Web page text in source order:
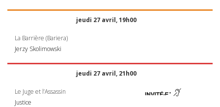
jeudi 27 avril, 19h00
La Barrière (Bariera)
Jerzy Skolimowski
jeudi 27 avril, 21h00
Le Juge et l’Assassin
Justice